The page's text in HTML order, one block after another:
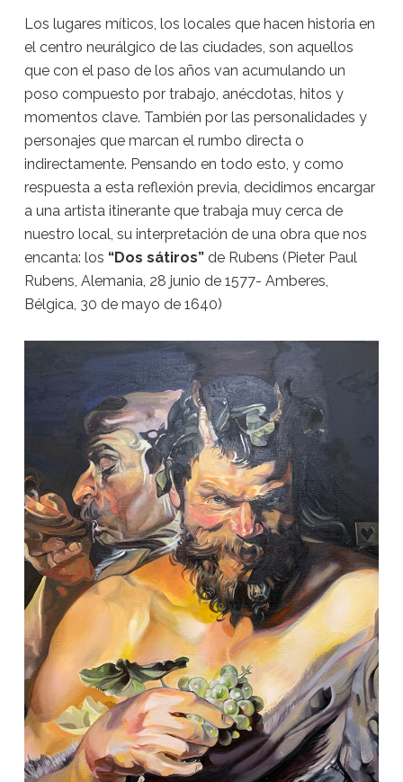
Los lugares míticos, los locales que hacen historia en
el centro neurálgico de las ciudades, son aquellos
que con el paso de los años van acumulando un
poso compuesto por trabajo, anécdotas, hitos y
momentos clave. También por las personalidades y
personajes que marcan el rumbo directa o
indirectamente. Pensando en todo esto, y como
respuesta a esta reflexión previa, decidimos encargar
a una artista itinerante que trabaja muy cerca de
nuestro local, su interpretación de una obra que nos
encanta: los “Dos sátiros”de Rubens (Pieter Paul
Rubens, Alemania, 28 junio de 1577- Amberes,
Bélgica, 30 de mayo de 1640)